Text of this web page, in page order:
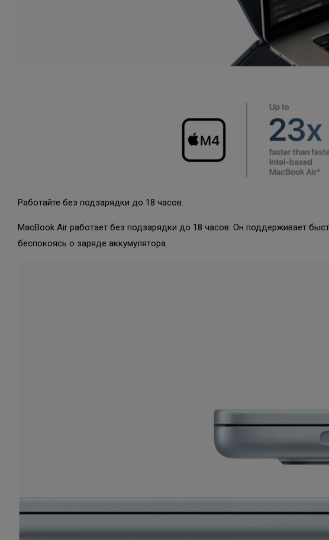
Работайте без подзарядки до 18 часов.
MacBook Air работает без подзарядки до 18 часов. Он поддерживает
беспокоясь о заряде аккумулятора.